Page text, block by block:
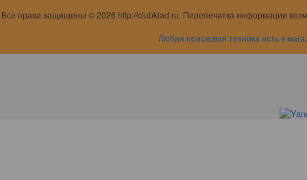
Все права защищены © 2026 http://clubklad.ru. Перепечатка информации
Любая поисковая техника есть в